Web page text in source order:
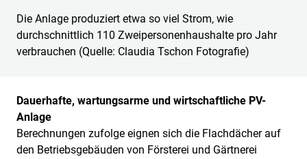
Die Anlage produziert etwa so viel Strom, wie
durchschnittlich 110 Zweipersonenhaushalte pro Jahr
verbrauchen (Quelle: Claudia Tschon Fotografie)
Dauerhafte, wartungsarme und wirtschaftliche PV-
Anlage
Berechnungen zufolge eignen sich die Flachdächer auf
den Betriebsgebäuden von Försterei und Gärtnerei